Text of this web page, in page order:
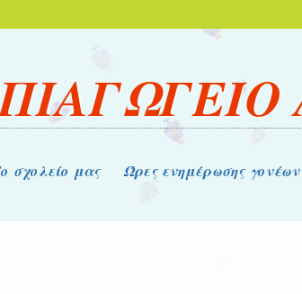
σχολείο μας Ώρες ενημέρωσης γονέων